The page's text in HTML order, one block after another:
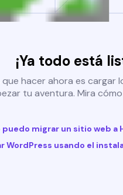
¡Ya todo está
hacer ahora es cargar
tu aventura. Mira
puedo migrar un sitio web a
WordPress usando el